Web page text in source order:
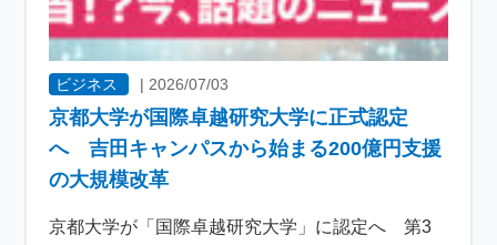
ビジネス | 2026/07/03
京都大学が国際卓越研究大学に正式認定
へ 吉田キャンパスから始まる200億円支援
の大規模改革
京都大学が「国際卓越研究大学」に認定へ 第3